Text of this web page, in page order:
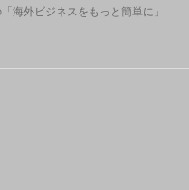
海外ビジネスをもっと簡単に」